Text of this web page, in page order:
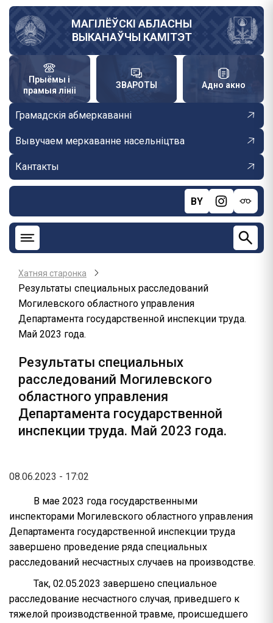
Skip
main
content
МАГІЛЁЎСКІ АБЛАСНЫ
ВЫКАНАЎЧЫ КАМІТЭТ
Прыёмы і
прамыя лініі
ЗВАРОТЫ Адно акно
Грамадскія абмеркаванні
Вывучаем меркаванне насельніцтва
Кантакты
BY
Хатняя старонка
Результаты специальных расследований
Могилевского областного управления
Департамента государственной инспекции труда.
Май 2023 года.
Результаты специальных
расследований Могилевского
областного управления
Департамента государственной
инспекции труда. Май 2023 года.
08.06.2023 - 17:02
В мае 2023 года государственными
инспекторами Могилевского областного управления
Департамента государственной инспекции труда
завершено проведение ряда специальных
расследований несчастных случаев на производстве.
Так, 02.05.2023 завершено специальное
расследование несчастного случая, приведшего к
тяжелой производственной травме, происшедшего